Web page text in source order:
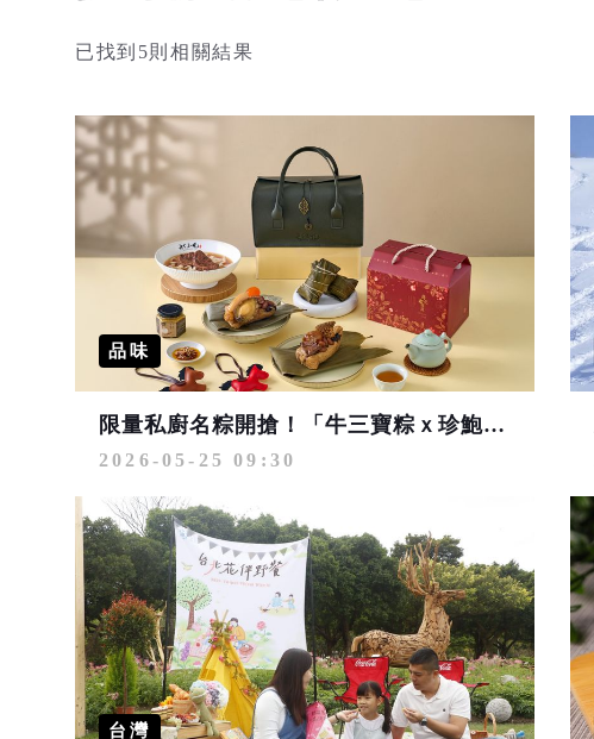
已找到5則相關結果
品味
限量私廚名粽開搶！「牛三寶粽ｘ珍鮑貝粽」極品美味 售完不再追加
2026-05-25 09:30
台灣